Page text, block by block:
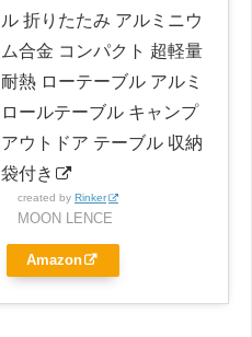
ル 折りたたみ アルミニウ
ム合金 コンパクト 超軽量
耐熱 ローテーブル アルミ
ロールテーブル キャンプ
アウトドア テーブル 収納
袋付き
created by Rinker
MOON LENCE
Amazon